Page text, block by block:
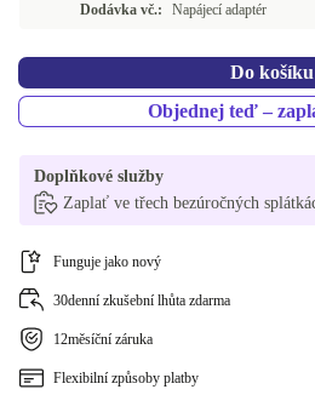
Dodávka vč.:
Napájecí adaptér
Do košíku
Objednej teď –
Doplňkové služby
Zaplať ve třech bezúročných
Funguje jako nový
30denní zkušební lhůta zdarma
12měsíční záruka
Flexibilní způsoby platby